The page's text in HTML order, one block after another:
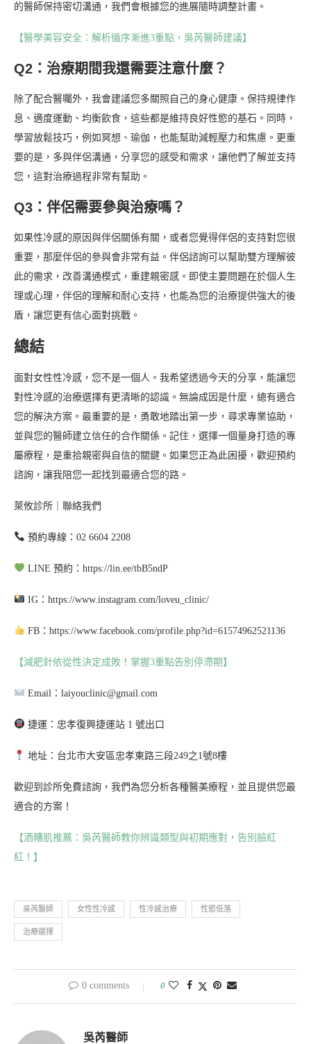
的醫師保持密切溝通，我們會根據您的進展隨時調整計畫。
【醫學美容安全：解析循序漸進3重點，吳芮醫師建議】
Q2：治療期間我還需要注意什麼？
除了配合醫囑外，我會建議您多關照自己的身心健康。保持規律作
息、適度運動、均衡飲食，這些都是維持良好性慾的基石。同時，
學習放鬆技巧，例如冥想、瑜伽，也能幫助減輕壓力和焦慮。更重
要的是，多與伴侶溝通，分享您的感受和需求，讓他們了解並支持
您，這對治療過程非常有幫助。
Q3：伴侶需要參與治療嗎？
如果性冷感的原因與伴侶關係有關，或者您覺得伴侶的支持對您很
重要，那麼伴侶的參與會非常有益。伴侶諮詢可以幫助雙方理解彼
此的需求，改善溝通模式，重建親密感。即使主要問題在於個人生
理或心理，伴侶的理解和耐心支持，也能為您的治療提供強大的後
盾，讓您更有信心面對挑戰。
總結
面對女性性冷感，您不是一個人。我希望透過今天的分享，能讓您
對性冷感的治療選擇有更清晰的認識。無論成因是什麼，總有適合
您的解決方案。最重要的是，勇敢地踏出第一步，尋求專業協助，
並與您的醫師建立信任的合作關係。記住，選擇一個量身打造的專
屬療程，是重拾親密與自信的關鍵。如果您正為此困擾，歡迎預約
諮詢，讓我陪您一起找到最適合您的路。
萊攸診所｜聯絡我們
預約專線：02 6604 2208
LINE 預約：https://lin.ee/tbB5ndP
IG：https://www.instagram.com/loveu_clinic/
FB：https://www.facebook.com/profile.php?id=61574962521136
【減肥針依從性決定成敗！掌握3重點告別停滯期】
Email：laiyouclinic@gmail.com
捷運：忠孝復興捷運站 1 號出口
地址：台北市大安區忠孝東路三段249之1號8樓
歡迎到診所免費諮詢，我們為您分析各種醫美療程，並且提供您最
適合的方案！
【酒糟肌推薦：吳芮醫師教你辨識類型與初期應對，告別臉紅
紅！】
吳芮醫師 女性性冷感 性冷感治療 性慾低落
治療選擇
0 comments 0
吳芮醫師